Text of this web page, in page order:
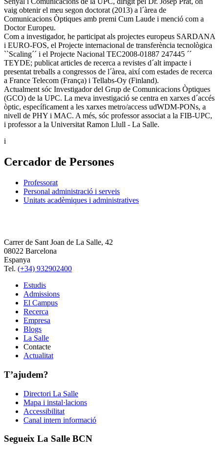
vaig obtenir el meu segon doctorat (2013) a l´àrea de
Comunicacions Òptiques amb premi Cum Laude i menció com a
Doctor Europeu.
Com a investigador, he participat als projectes europeus SARDANA
i EURO-FOS, el Projecte internacional de transferència tecnològica
``Scaling´´ i el Projecte Nacional TEC2008-01887 247445 ´´
TEYDE; publicat articles de recerca a revistes d´alt impacte i
presentat treballs a congressos de l´àrea, així com estades de recerca
a France Telecom (França) i Tellabs-Oy (Finland).
Actualment sóc Investigador del Grup de Comunicacions Òptiques
(GCO) de la UPC. La meva investigació se centra en xarxes d´accés
òptic, específicament a les xarxes metro/access udWDM-PONs, a
nivell de PHY i MAC. A més, sóc professor associat a la FIB-UPC,
i professor a la Universitat Ramon Llull - La Salle.
i
Cercador de Persones
Professorat
Personal administració i serveis
Unitats acadèmiques i administratives
Carrer de Sant Joan de La Salle, 42
08022 Barcelona
Espanya
Tel. (+34) 932902400
Estudis
Admissions
El Campus
Recerca
Empresa
Blogs
La Salle
Contacte
Actualitat
T’ajudem?
Directori La Salle
Mapa i instal·lacions
Accessibilitat
Canal intern informació
Segueix La Salle BCN